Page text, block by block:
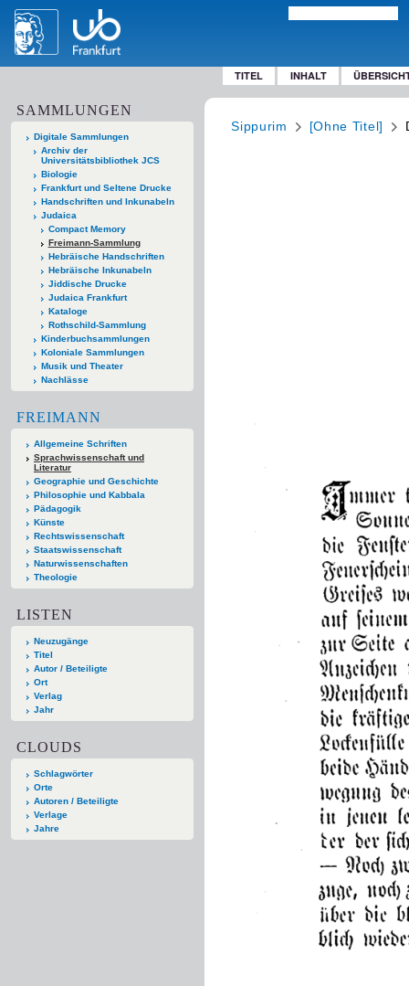
TITEL INHALT
SAMMLUNGEN
Digitale Sammlungen
Archiv der
Universitätsbibliothek JCS
Biologie
Frankfurt und Seltene Drucke
Handschriften und Inkunabeln
Judaica
Compact Memory
Freimann-Sammlung
Hebräische Handschriften
Hebräische Inkunabeln
Jiddische Drucke
Judaica Frankfurt
Kataloge
Rothschild-Sammlung
Kinderbuchsammlungen
Koloniale Sammlungen
Musik und Theater
Nachlässe
FREIMANN
Allgemeine Schriften
Sprachwissenschaft und
Literatur
Geographie und Geschichte
Philosophie und Kabbala
Pädagogik
Künste
Rechtswissenschaft
Staatswissenschaft
Naturwissenschaften
Theologie
LISTEN
Neuzugänge
Titel
Autor / Beteiligte
Ort
Verlag
Jahr
CLOUDS
Schlagwörter
Orte
Autoren / Beteiligte
Verlage
Jahre
Sippurim [Ohne Titel]